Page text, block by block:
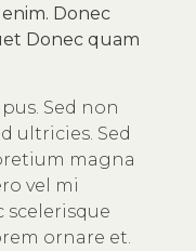
Donec
Donec quam
Sed non
ultricies. Sed
magna
vel mi
ornare et.